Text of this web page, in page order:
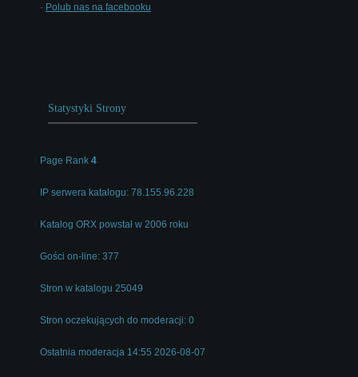
· Polub nas na facebooku
Statystyki Strony
Page Rank 4
IP serwera katalogu: 78.155.96.228
Katalog ORX powstał w 2006 roku
Gości on-line: 377
Stron w katalogu 25049
Stron oczekujących do moderacji: 0
Ostatnia moderacja 14:55 2026-08-07